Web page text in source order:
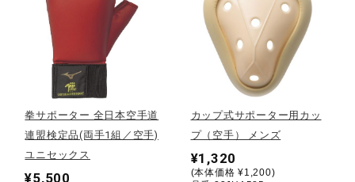
インナー
寝具／ミズノスリープ
アウトドア／レイン
拳サポーター 全日本空手道
連盟検定品(両手1組／空手)
ユニセックス
¥5,500
カップ式サポーター用カッ
プ（空手） メンズ
¥1,320
(本体価格 ¥1,200)